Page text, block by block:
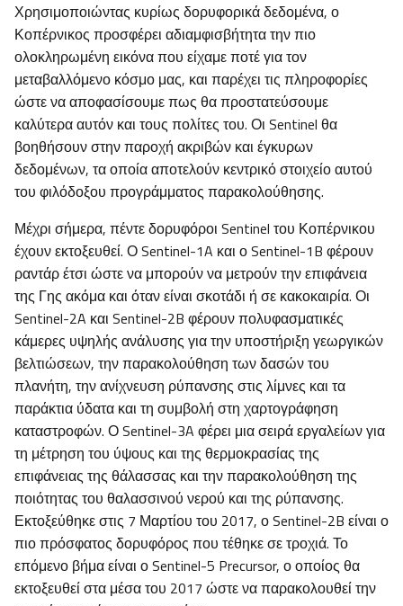
Χρησιμοποιώντας κυρίως δορυφορικά δεδομένα, ο
Κοπέρνικος προσφέρει αδιαμφισβήτητα την πιο
ολοκληρωμένη εικόνα που είχαμε ποτέ για τον
μεταβαλλόμενο κόσμο μας, και παρέχει τις πληροφορίες
ώστε να αποφασίσουμε πως θα προστατεύσουμε
καλύτερα αυτόν και τους πολίτες του. Οι Sentinel θα
βοηθήσουν στην παροχή ακριβών και έγκυρων
δεδομένων, τα οποία αποτελούν κεντρικό στοιχείο αυτού
του φιλόδοξου προγράμματος παρακολούθησης.
Μέχρι σήμερα, πέντε δορυφόροι Sentinel του Κοπέρνικου
έχουν εκτοξευθεί. Ο Sentinel-1A και ο Sentinel-1B φέρουν
ραντάρ έτσι ώστε να μπορούν να μετρούν την επιφάνεια
της Γης ακόμα και όταν είναι σκοτάδι ή σε κακοκαιρία. Οι
Sentinel-2A και Sentinel-2B φέρουν πολυφασματικές
κάμερες υψηλής ανάλυσης για την υποστήριξη γεωργικών
βελτιώσεων, την παρακολούθηση των δασών του
πλανήτη, την ανίχνευση ρύπανσης στις λίμνες και τα
παράκτια ύδατα και τη συμβολή στη χαρτογράφηση
καταστροφών. Ο Sentinel-3A φέρει μια σειρά εργαλείων για
τη μέτρηση του ύψους και της θερμοκρασίας της
επιφάνειας της θάλασσας και την παρακολούθηση της
ποιότητας του θαλασσινού νερού και της ρύπανσης.
Εκτοξεύθηκε στις 7 Μαρτίου του 2017, ο Sentinel-2B είναι ο
πιο πρόσφατος δορυφόρος που τέθηκε σε τροχιά. Το
επόμενο βήμα είναι ο Sentinel-5 Precursor, ο οποίος θα
εκτοξευθεί στα μέσα του 2017 ώστε να παρακολουθεί την